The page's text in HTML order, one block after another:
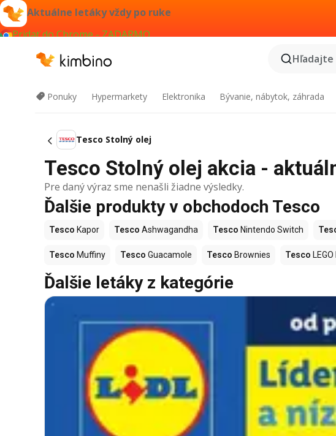
Aktuálne letáky vždy po ruke
Pridať do Chrome - ZADARMO
Ponuky Hypermarkety Elektronika Bývanie, nábytok, záhrada
Tesco Stolný olej
Tesco Stolný olej akcia -
Pre daný výraz sme nenašli žiadne výsledky.
Ďalšie produkty v obchodoch Tesco
Tesco Kapor Tesco Ashwagandha Tesco Nintendo Switch
Tesco Muffiny Tesco Guacamole Tesco Brownies Tesco
Ďalšie letáky z kategórie